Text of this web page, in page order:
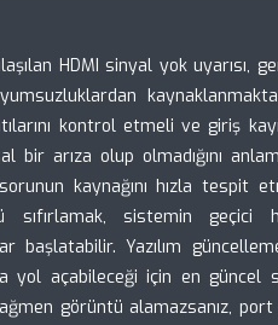
HDMI sinyal yok uyarısı,
kontrol etmeli ve giriş
bir arıza olup olmadığını
kaynağını hızla tespit
sıfırlamak, sistemin geçici
başlatabilir. Yazılım
yol açabileceği için en güncel
görüntü alamazsanız, port